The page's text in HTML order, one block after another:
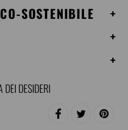
SOSTENIBILE
+
+
+
DESIDERI
CONDIVIDITWITTA PINNA